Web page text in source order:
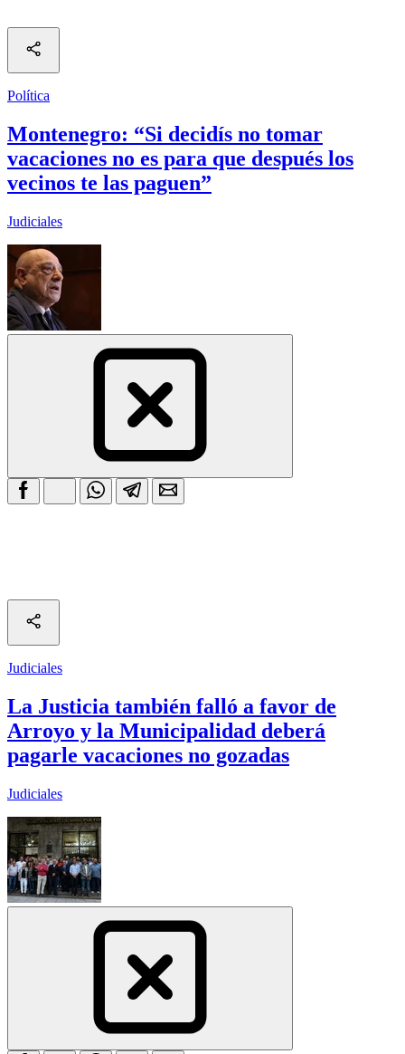
Política
Montenegro: “Si decidís no tomar
vacaciones no es para que después los
vecinos te las paguen”
Judiciales
Judiciales
La Justicia también falló a favor de
Arroyo y la Municipalidad deberá
pagarle vacaciones no gozadas
Judiciales